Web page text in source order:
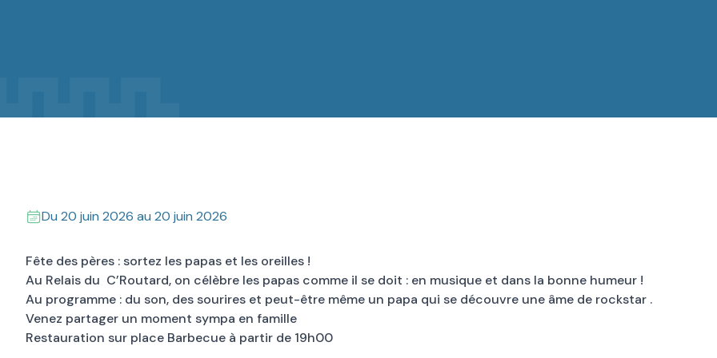
Du 20 juin 2026 au 20 juin 2026
Fête des pères : sortez les papas et les oreilles !
Au Relais du C’Routard, on célèbre les papas comme il se doit : en musique et dans la bonne humeur !
Au programme : du son, des sourires et peut-être même un papa qui se découvre une âme de rockstar .
Venez partager un moment sympa en famille
Restauration sur place Barbecue à partir de 19h00